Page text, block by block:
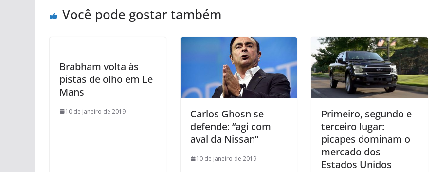
Você pode gostar também
Brabham volta às
pistas de olho em Le
Mans
10 de janeiro de 2019
Carlos Ghosn se
defende: “agi com
aval da Nissan”
10 de janeiro de 2019
Primeiro, segundo e
terceiro lugar:
picapes dominam o
mercado dos
Estados Unidos